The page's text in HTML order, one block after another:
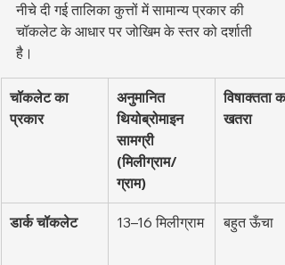
नीचे दी गई तालिका कुत्तों में सामान्य प्रकार की
चॉकलेट के आधार पर जोखिम के स्तर को दर्शाती
है।
चॉकलेट का
प्रकार
अनुमानित
थियोब्रोमाइन
सामग्री
(मिलीग्राम/
ग्राम)
विषाक्तता का
खतरा
डार्क चॉकलेट 13–16 मिलीग्राम बहुत ऊँचा